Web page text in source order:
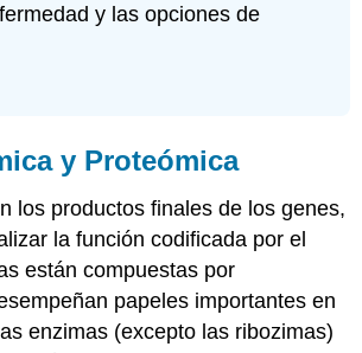
y las opciones de
y Proteómica
los productos finales de los genes,
la función codificada por el
están compuestas por
papeles importantes en
enzimas (excepto las ribozimas)